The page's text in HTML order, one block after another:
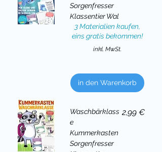
Sorgenfresser
Klassentier Wal
3 Materialien kaufen,
eins gratis bekommen!
inkl. MwSt.
in den Warenkorb
Waschbärklass
e
Kummerkasten
Sorgenfresser
Preis
2,99 €